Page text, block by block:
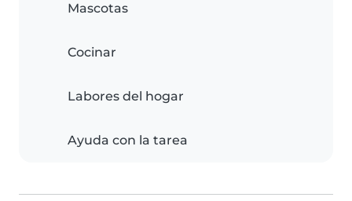
Mascotas
Cocinar
Labores del hogar
Ayuda con la tarea